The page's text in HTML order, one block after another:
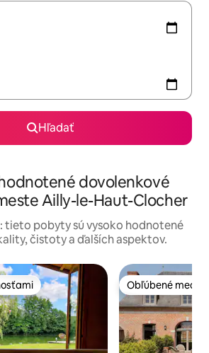
Hľadať
dovolenkové
Ailly-le-Haut-Clocher
tieto pobyty sú vysoko hodnotené
čistoty a ďalších aspektov.
Obľúbené medzi
Obľúbené medzi